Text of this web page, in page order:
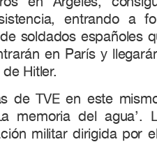
entrando a
soldados españoles
en París y
Hitler.
de TVE en este
memoria del agua’.
militar dirigida por